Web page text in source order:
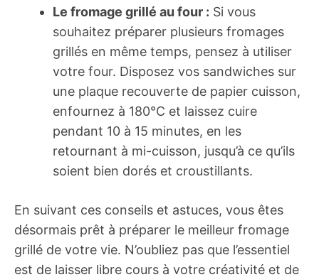
Le fromage grillé au four : Si vous
souhaitez préparer plusieurs fromages
grillés en même temps, pensez à utiliser
votre four. Disposez vos sandwiches sur
une plaque recouverte de papier cuisson,
enfournez à 180°C et laissez cuire
pendant 10 à 15 minutes, en les
retournant à mi-cuisson, jusqu’à ce qu’ils
soient bien dorés et croustillants.
En suivant ces conseils et astuces, vous êtes
désormais prêt à préparer le meilleur fromage
grillé de votre vie. N’oubliez pas que l’essentiel
est de laisser libre cours à votre créativité et de